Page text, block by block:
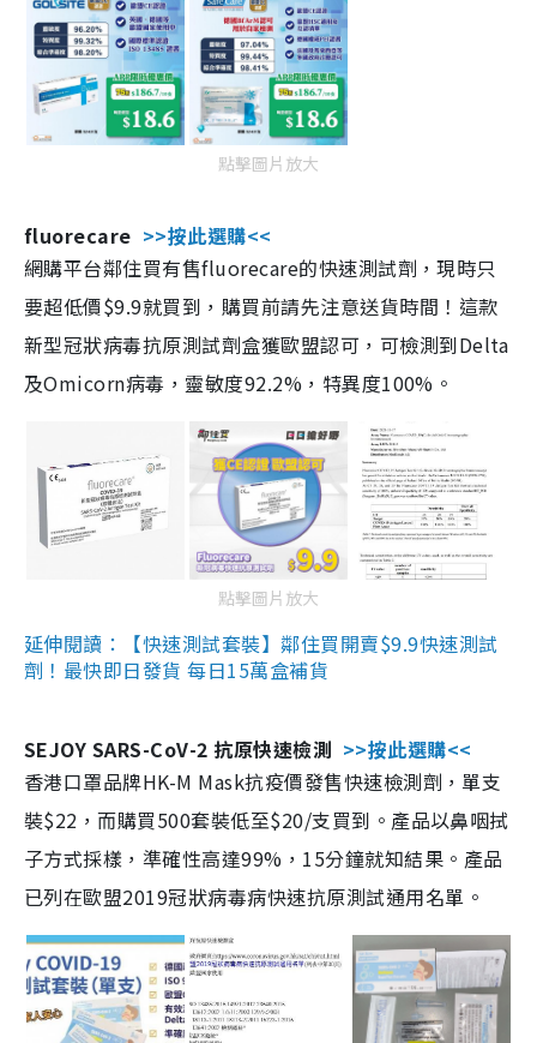
點擊圖片放大
fluorecare >>按此選購<<
網購平台鄰住買有售fluorecare的快速測試劑，現時只
要超低價$9.9就買到，購買前請先注意送貨時間！這款
新型冠狀病毒抗原測試劑盒獲歐盟認可，可檢測到Delta
及Omicorn病毒，靈敏度92.2%，特異度100%。
點擊圖片放大
延伸閱讀：【快速測試套裝】鄰住買開賣$9.9快速測試
劑！最快即日發貨 每日15萬盒補貨
SEJOY SARS-CoV-2 抗原快速檢測 >>按此選購<<
香港口罩品牌HK-M Mask抗疫價發售快速檢測劑，單支
裝$22，而購買500套裝低至$20/支買到。產品以鼻咽拭
子方式採樣，準確性高達99%，15分鐘就知結果。產品
已列在歐盟2019冠狀病毒病快速抗原測試通用名單。